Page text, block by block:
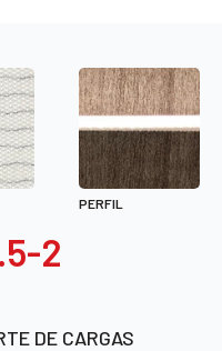
2
DE CARGAS
PERFIL